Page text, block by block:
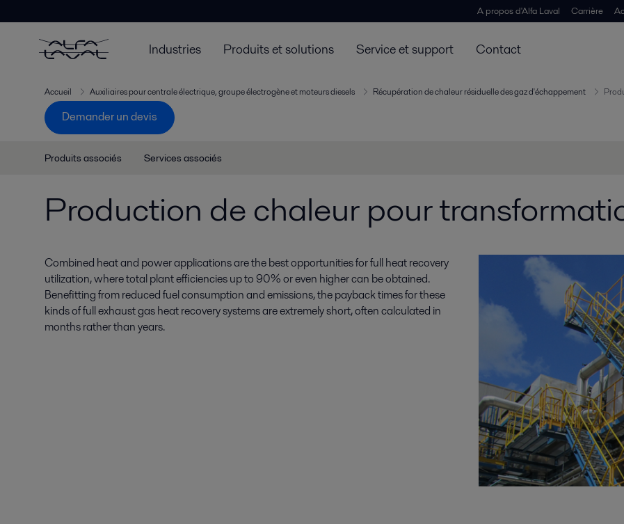
A propos d'Alfa Laval Carrière
Industries Produits et solutions Service et support Contact
Accueil Auxiliaires pour centrale électrique, groupe électrogène et moteurs diesels Récupération de chaleur résiduelle des gaz d'échappement
Demander un devis
Produits associés Services associés
Production de chaleur pour
Combined heat and power applications are the best opportunities for full heat recovery
utilization, where total plant efficiencies up to 90% or even higher can be obtained.
Benefitting from reduced fuel consumption and emissions, the payback times for these
kinds of full exhaust gas heat recovery systems are extremely short, often calculated in
months rather than years.